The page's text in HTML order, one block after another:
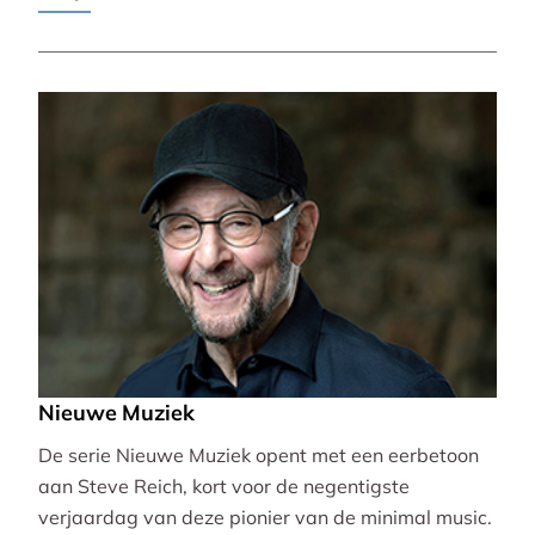
Nieuwe Muziek
De serie Nieuwe Muziek opent met een eerbetoon
aan Steve Reich, kort voor de negentigste
verjaardag van deze pionier van de minimal music.